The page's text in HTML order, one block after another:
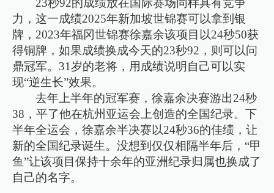
力，这一成绩2025年新加坡世锦赛可以拿到银
牌，2023年福冈世锦赛徐嘉余该项目以24秒50获
得铜牌，如果成绩换成今天的23秒92，则可以问
鼎冠军。31岁的老将，用成绩说明自己可以实
现“逆生长”效果。
去年上半年的冠军赛，徐嘉余决赛游出24秒
38，平了他在杭州亚运会上创造的全国纪录。下
半年全运会，徐嘉余半决赛以24秒36的佳绩，让
新的全国纪录诞生。没想到仅仅相隔半年后，“甲
鱼”让该项目保持十余年的亚洲纪录归属也换成了
自己的名字。